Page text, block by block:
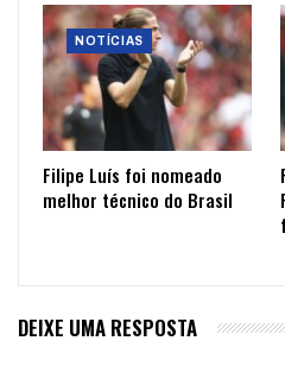
NOTÍCIAS
Filipe Luís foi nomeado
melhor técnico do Brasil
DEIXE UMA RESPOSTA